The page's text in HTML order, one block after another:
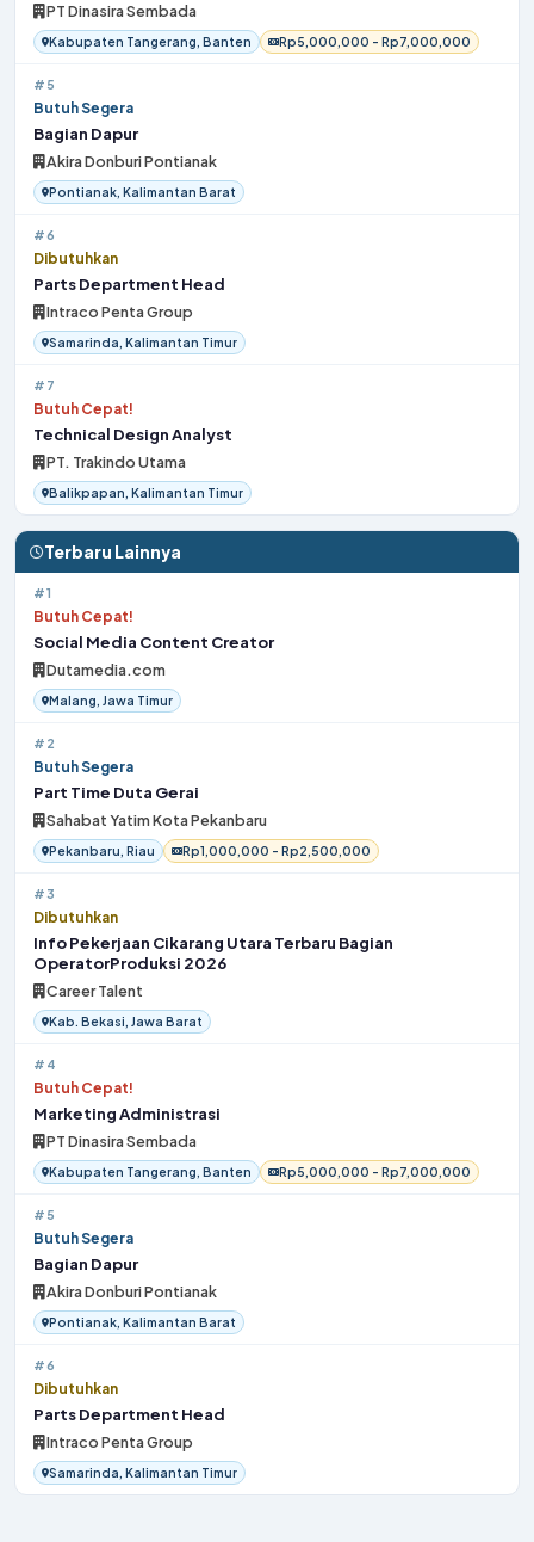
PT Dinasira Sembada
Kabupaten Tangerang, Banten Rp5,000,000 - Rp7,000,000
#5
Butuh Segera
Bagian Dapur
Akira Donburi Pontianak
Pontianak, Kalimantan Barat
#6
Dibutuhkan
Parts Department Head
Intraco Penta Group
Samarinda, Kalimantan Timur
#7
Butuh Cepat!
Technical Design Analyst
PT. Trakindo Utama
Balikpapan, Kalimantan Timur
Terbaru Lainnya
#1
Butuh Cepat!
Social Media Content Creator
Dutamedia.com
Malang, Jawa Timur
#2
Butuh Segera
Part Time Duta Gerai
Sahabat Yatim Kota Pekanbaru
Pekanbaru, Riau Rp1,000,000 - Rp2,500,000
#3
Dibutuhkan
Info Pekerjaan Cikarang Utara Terbaru Bagian
OperatorProduksi 2026
Career Talent
Kab. Bekasi, Jawa Barat
#4
Butuh Cepat!
Marketing Administrasi
PT Dinasira Sembada
Kabupaten Tangerang, Banten Rp5,000,000 - Rp7,000,000
#5
Butuh Segera
Bagian Dapur
Akira Donburi Pontianak
Pontianak, Kalimantan Barat
#6
Dibutuhkan
Parts Department Head
Intraco Penta Group
Samarinda, Kalimantan Timur